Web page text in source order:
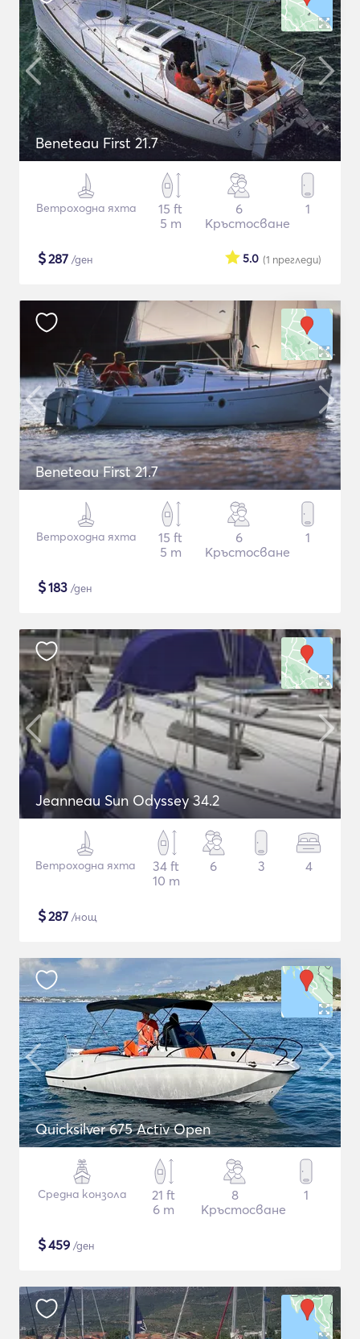
Beneteau First 21.7
Ветроходна яхта
15 ft
5 m
6
Кръстосване
1
$287 /ден (1 прегледи)
5.0
Beneteau First 21.7
Ветроходна яхта
15 ft
5 m
6
Кръстосване
1
$183 /ден
Jeanneau Sun Odyssey 34.2
Ветроходна яхта
34 ft
10 m
6 3 4
$287 /нощ
Quicksilver 675 Activ Open
Средна конзола
21 ft
6 m
8
Кръстосване
1
$459 /ден